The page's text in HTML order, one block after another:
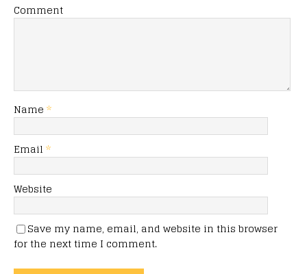
Comment
Name *
Email *
Website
Save my name, email, and website in this browser
for the next time I comment.